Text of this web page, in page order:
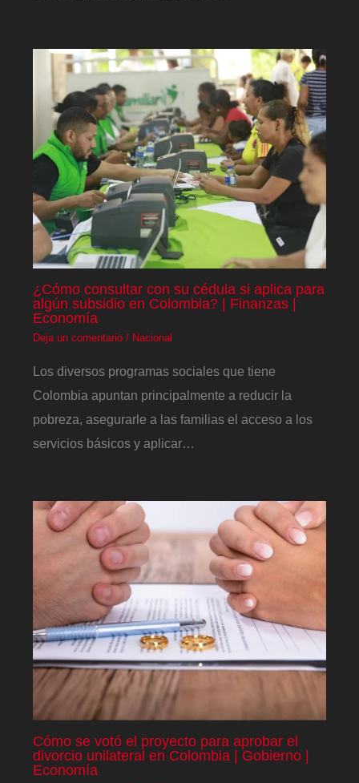
¿Cómo consultar con su cédula si aplica para
algún subsidio en Colombia? | Finanzas |
Economía
Deja un comentario / Nacional
Los diversos programas sociales que tiene
Colombia apuntan principalmente a reducir la
pobreza, asegurarle a las familias el acceso a los
servicios básicos y aplicar…
Cómo se votó el proyecto para aprobar el
divorcio unilateral en Colombia | Gobierno |
Economía